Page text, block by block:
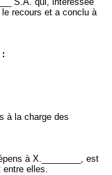
recours et a conclu à
:
à la charge des
à X.________, est
entre elles.